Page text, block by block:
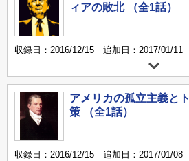
ィアの敗北 （全1話）
収録日：2016/12/15 追加日：2017/01/11
アメリカの孤立主義と
策 （全1話）
収録日：2016/12/15 追加日：2017/01/08